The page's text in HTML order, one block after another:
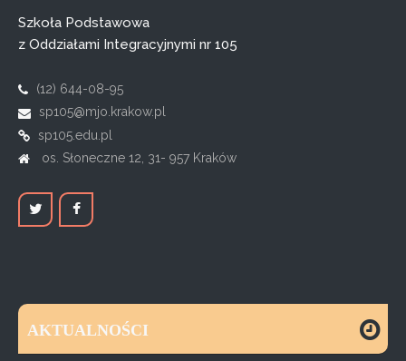
Szkoła Podstawowa
z Oddziałami Integracyjnymi nr 105
(12) 644-08-95
sp105@mjo.krakow.pl
sp105.edu.pl
os. Słoneczne 12, 31- 957 Kraków
AKTUALNOŚCI